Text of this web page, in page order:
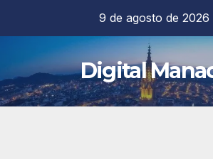
contenido
9 de agosto de 2026
Digital